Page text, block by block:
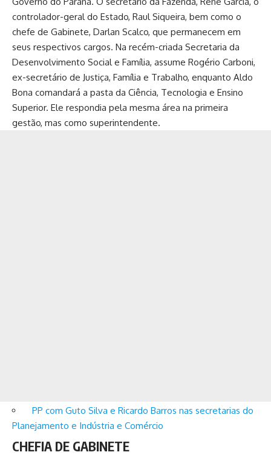
controlador-geral do Estado, Raul Siqueira, bem como o
chefe de Gabinete, Darlan Scalco, que permanecem em
seus respectivos cargos. Na recém-criada Secretaria da
Desenvolvimento Social e Família, assume Rogério Carboni,
ex-secretário de Justiça, Família e Trabalho, enquanto Aldo
Bona comandará a pasta da Ciência, Tecnologia e Ensino
Superior. Ele respondia pela mesma área na primeira
gestão, mas como superintendente.
PP com Guto Silva e Ricardo Barros nas secretarias do
Planejamento e Indústria e Comércio
CHEFIA DE GABINETE